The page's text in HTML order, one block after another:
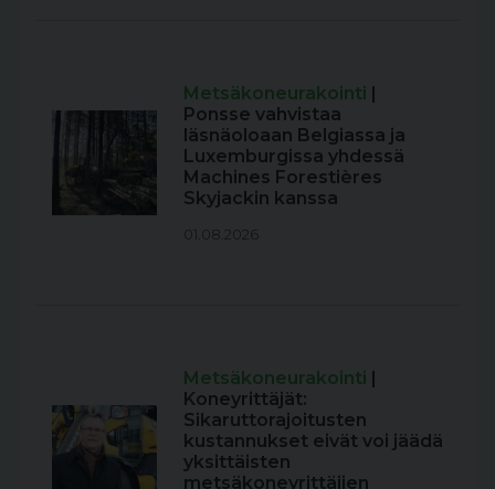
Metsäkoneurakointi |
Ponsse vahvistaa
läsnäoloaan Belgiassa ja
Luxemburgissa yhdessä
Machines Forestières
Skyjackin kanssa
01.08.2026
Metsäkoneurakointi |
Koneyrittäjät:
Sikaruttorajoitusten
kustannukset eivät voi jäädä
yksittäisten
metsäkoneyrittäjien